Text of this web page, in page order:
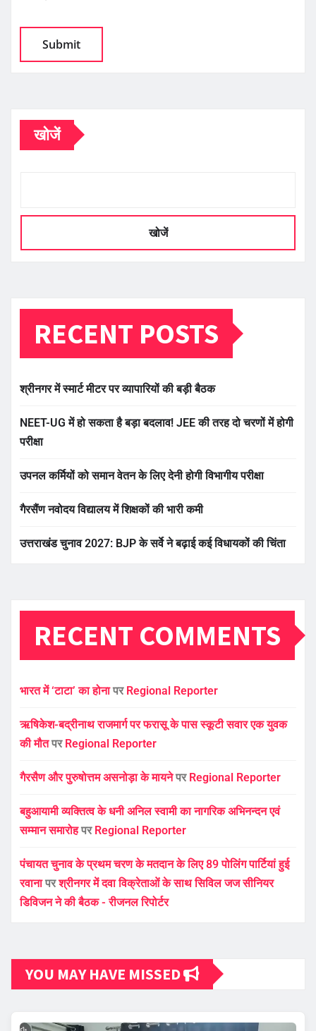
खोजें
खोजें
RECENT POSTS
श्रीनगर में स्मार्ट मीटर पर व्यापारियों की बड़ी बैठक
NEET-UG में हो सकता है बड़ा बदलाव! JEE की तरह दो चरणों में होगी
परीक्षा
उपनल कर्मियों को समान वेतन के लिए देनी होगी विभागीय परीक्षा
गैरसैंण नवोदय विद्यालय में शिक्षकों की भारी कमी
उत्तराखंड चुनाव 2027: BJP के सर्वे ने बढ़ाई कई विधायकों की चिंता
RECENT COMMENTS
भारत में ‘टाटा’ का होनापर Regional Reporter
ऋषिकेश-बद्रीनाथ राजमार्ग पर फरासू के पास स्कूटी सवार एक युवक
की मौतपर Regional Reporter
गैरसैण और पुरुषोत्तम असनोड़ा के मायनेपर Regional Reporter
बहुआयामी व्यक्तित्व के धनी अनिल स्वामी का नागरिक अभिनन्दन एवं
सम्मान समारोहपर Regional Reporter
पंचायत चुनाव के प्रथम चरण के मतदान के लिए 89 पोलिंग पार्टियां हुई
रवानापरश्रीनगर में दवा विक्रेताओं के साथ सिविल जज सीनियर
डिविजन ने की बैठक - रीजनल रिपोर्टर
YOU MAY HAVE MISSED